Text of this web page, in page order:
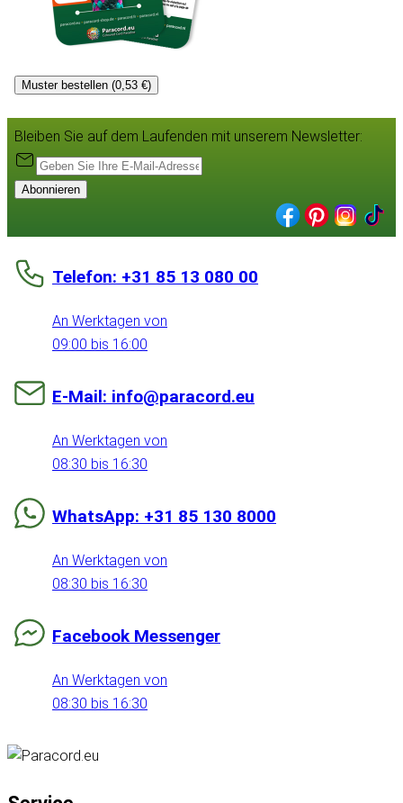
Muster bestellen (0,53 €)
Bleiben Sie auf dem Laufenden mit unserem Newsletter:
Abonnieren
Telefon: +31 85 13 080 00
An Werktagen von
09:00 bis 16:00
E-Mail: info@paracord.eu
An Werktagen von
08:30 bis 16:30
WhatsApp: +31 85 130 8000
An Werktagen von
08:30 bis 16:30
Facebook Messenger
An Werktagen von
08:30 bis 16:30